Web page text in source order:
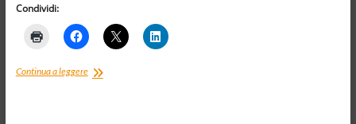
Condividi:
Continua a leggereFrammenti